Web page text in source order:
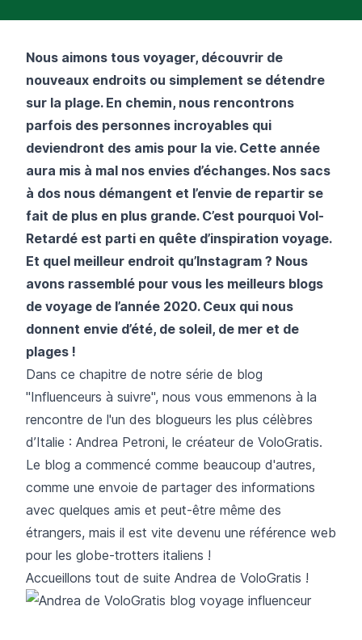
Nous aimons tous voyager, découvrir de
nouveaux endroits ou simplement se détendre
sur la plage. En chemin, nous rencontrons
parfois des personnes incroyables qui
deviendront des amis pour la vie. Cette année
aura mis à mal nos envies d’échanges. Nos sacs
à dos nous démangent et l’envie de repartir se
fait de plus en plus grande. C’est pourquoi Vol-
Retardé est parti en quête d’inspiration voyage.
Et quel meilleur endroit qu’Instagram ? Nous
avons rassemblé pour vous les meilleurs blogs
de voyage de l’année 2020. Ceux qui nous
donnent envie d’été, de soleil, de mer et de
plages !
Dans ce chapitre de notre série de blog
"Influenceurs à suivre", nous vous emmenons à la
rencontre de l'un des blogueurs les plus célèbres
d’Italie : Andrea Petroni, le créateur de VoloGratis.
Le blog a commencé comme beaucoup d'autres,
comme une envoie de partager des informations
avec quelques amis et peut-être même des
étrangers, mais il est vite devenu une référence web
pour les globe-trotters italiens !
Accueillons tout de suite Andrea de VoloGratis !